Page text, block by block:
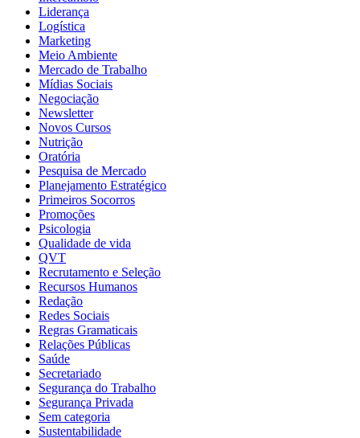
Liderança
Logística
Marketing
Meio Ambiente
Mercado de Trabalho
Mídias Sociais
Negociação
Newsletter
Novos Cursos
Nutrição
Oratória
Pesquisa de Mercado
Planejamento Estratégico
Primeiros Socorros
Promoções
Psicologia
Qualidade de vida
QVT
Recrutamento e Seleção
Recursos Humanos
Redação
Redes Sociais
Regras Gramaticais
Relações Públicas
Saúde
Secretariado
Segurança do Trabalho
Segurança Privada
Sem categoria
Sustentabilidade